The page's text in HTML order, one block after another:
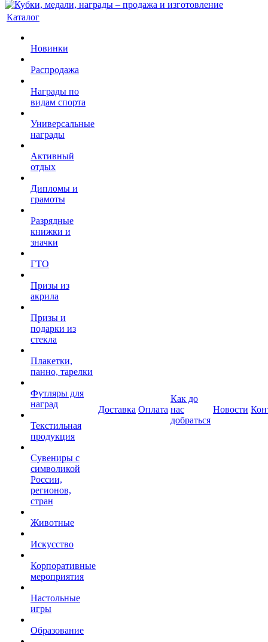
Каталог
Новинки
Распродажа
Награды по
видам спорта
Универсальные
награды
Активный
отдых
Дипломы и
грамоты
Разрядные
книжки и
значки
ГТО
Призы из
акрила
Призы и
подарки из
стекла
Плакетки,
панно, тарелки
Футляры для
наград
Текстильная
продукция
Сувениры с
символикой
России,
регионов,
стран
Животные
Искусство
Корпоративные
мероприятия
Настольные
игры
Образование
Доставка Оплата
Как до
нас
добраться
Новости